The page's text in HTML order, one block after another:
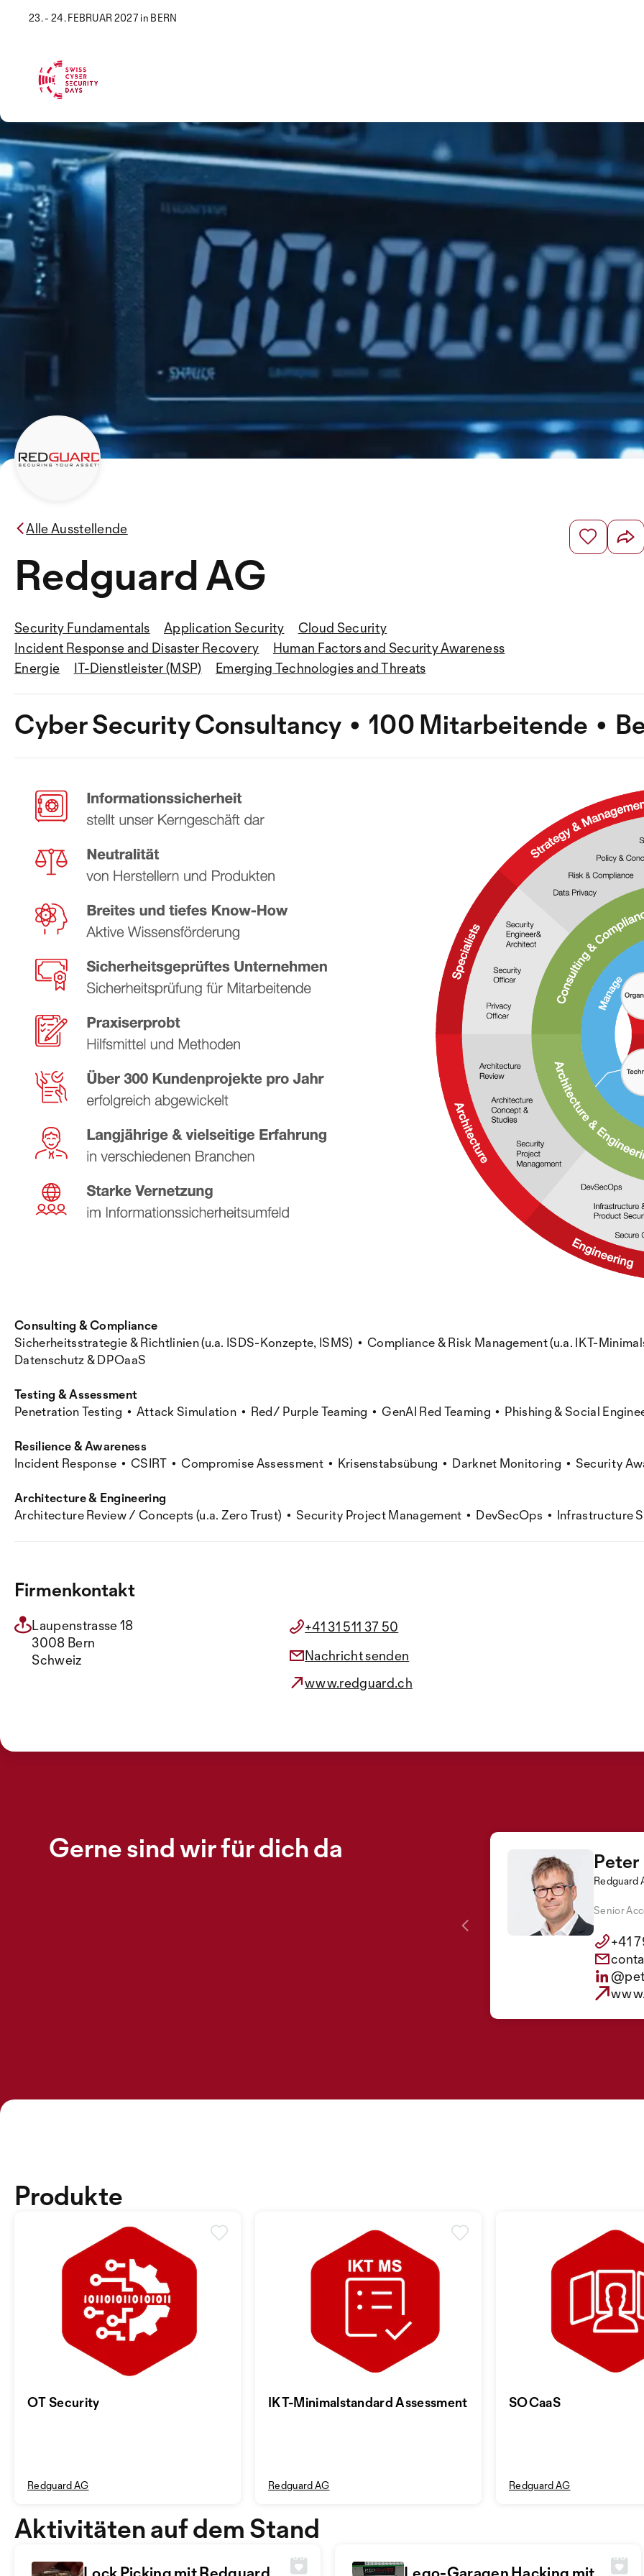
23. - 24. FEBRUAR 2027 in BERN
Alle Ausstellende
Redguard AG
Security Fundamentals Application Security
Cloud Security
Incident Response and Disaster Recovery
Human Factors and Security Awareness
Energie
IT-Dienstleister (MSP) Emerging Technologies and Threats
Cyber Security Consultancy • 100 Mitarbeitende •
Consulting & Compliance
Sicherheitsstrategie & Richtlinien (u.a. ISDS-Konzepte, ISMS) • Compliance & Risk Management (u.a. IKT-
Datenschutz & DPOaaS
Testing & Assessment
Penetration Testing • Attack Simulation • Red/ Purple Teaming • GenAI Red Teaming • Phishing & Social
Resilience & Awareness
Incident Response • CSIRT • Compromise Assessment • Krisenstabsübung • Darknet Monitoring • Security
Architecture & Engineering
Architecture Review / Concepts (u.a. Zero Trust) • Security Project Management • DevSecOps • Infrastructure
Firmenkontakt
Laupenstrasse 18
3008 Bern
Schweiz
+41 31 511 37 50
Nachricht senden
www.redguard.ch
Gerne sind wir für dich da Peter
Redguard
Senior
+41
OT Security
Redguard AG
IKT-Minimalstandard Assessment
Redguard AG
SOCaaS
Redguard AG
Produkte
Aktivitäten auf dem Stand